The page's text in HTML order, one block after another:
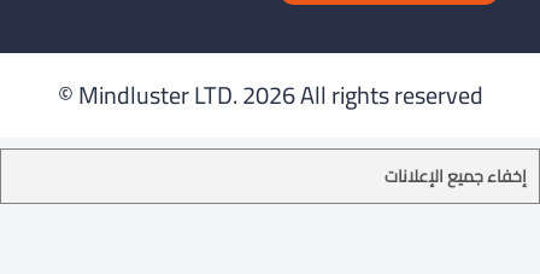
Mindluster LTD.2026 All rights reserved ©
إخفاء جميع الإعلانات